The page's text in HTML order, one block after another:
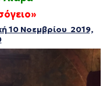
10 Νοεμβρίου 2019,